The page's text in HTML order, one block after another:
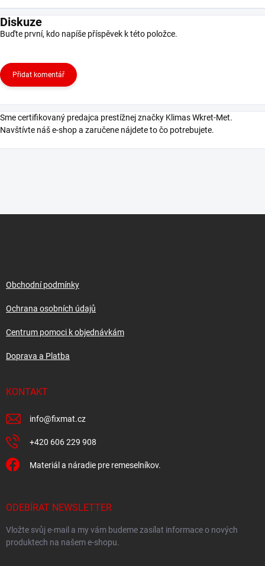
Diskuze
Buďte první, kdo napíše příspěvek k této položce.
Přidat komentář
Sme certifikovaný predajca prestížnej značky Klimas Wkret-Met.
Navštívte náš e-shop a zaručene nájdete to čo potrebujete.
Obchodní podmínky
Ochrana osobních údajů
Centrum pomoci k objednávkám
Doprava a Platba
KONTAKT
info@fixmat.cz
+420 606 229 908
Materiál a náradie pre remeselníkov.
ODEBÍRAT NEWSLETTER
Vložte svůj e-mail a my vám budeme zasílat informace o nových
produktech na našem e-shopu.